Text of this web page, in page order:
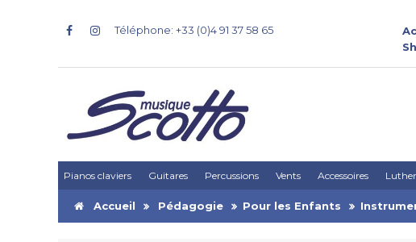
Téléphone: +33 (0)4 91 37 58 65
Pianos claviers Guitares Percussions Vents Accessoires
Accueil Pédagogie Pour les Enfants